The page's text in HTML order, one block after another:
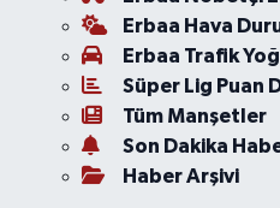
Erbaa Hava
Erbaa Trafik
Süper Lig Puan
Tüm Manşetler
Son Dakika
Haber Arşivi